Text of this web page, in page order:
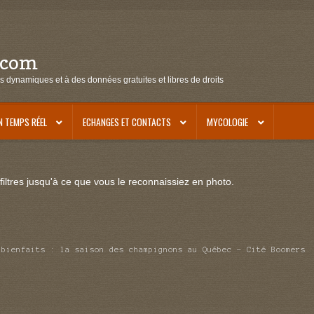
et à des données gratuites et libres de droits
TEMPS RÉEL ECHANGES ET CONTACTS MYCOLOGIE
jusqu'à ce que vous le reconnaissiez en photo.
: la saison des champignons au Québec – Cité Boomers